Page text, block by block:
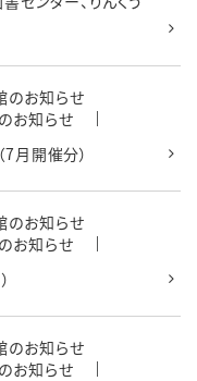
のお知らせ
お知らせ
月開催分）
のお知らせ
お知らせ
のお知らせ
お知らせ